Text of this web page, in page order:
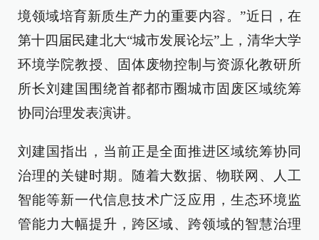
境领域培育新质生产力的重要内容。”近日，在
第十四届民建北大“城市发展论坛”上，清华大学
环境学院教授、固体废物控制与资源化教研所
所长刘建国围绕首都都市圈城市固废区域统筹
协同治理发表演讲。
刘建国指出，当前正是全面推进区域统筹协同
治理的关键时期。随着大数据、物联网、人工
智能等新一代信息技术广泛应用，生态环境监
管能力大幅提升，跨区域、跨领域的智慧治理